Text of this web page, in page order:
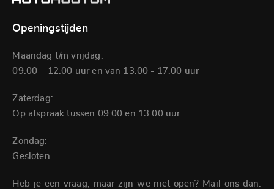
Openingstijden
Maandag t/m vrijdag:
09.00 – 12.00 uur en van 13.00 - 17.00 uur
Zaterdag:
Op afspraak tussen 09.00 en 13.00 uur
Zondag:
Gesloten
Heb je een vraag, maar zijn we niet open? Mail ons dan.